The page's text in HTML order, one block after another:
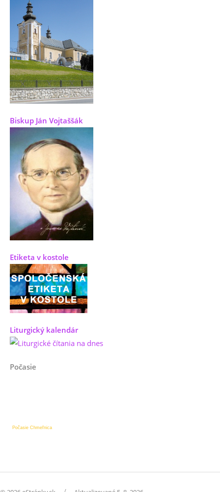
Biskup Ján Vojtaššák
Etiketa v kostole
Liturgický kalendár
Počasie
Počasie Chmeľnica